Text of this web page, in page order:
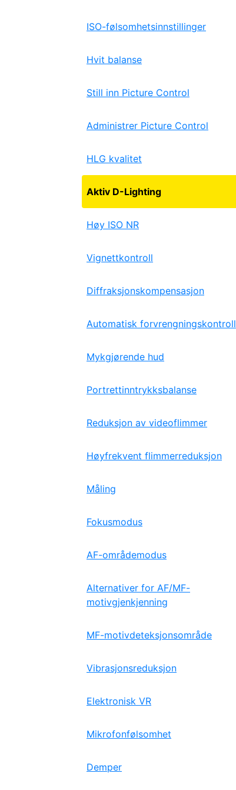
ISO-følsomhetsinnstillinger
Hvit balanse
Still inn Picture Control
Administrer Picture Control
HLG kvalitet
Aktiv D-Lighting
Høy ISO NR
Vignettkontroll
Diffraksjonskompensasjon
Automatisk forvrengningskontroll
Mykgjørende hud
Portrettinntrykksbalanse
Reduksjon av videoflimmer
Høyfrekvent flimmerreduksjon
Måling
Fokusmodus
AF-områdemodus
Alternativer for AF/MF-
motivgjenkjenning
MF-motivdeteksjonsområde
Vibrasjonsreduksjon
Elektronisk VR
Mikrofonfølsomhet
Demper